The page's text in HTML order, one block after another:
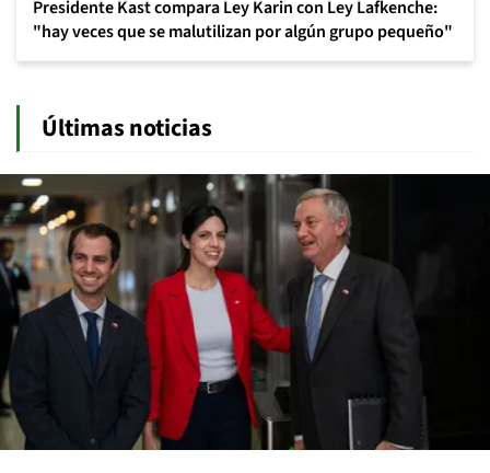
Presidente Kast compara Ley Karin con Ley Lafkenche:
"hay veces que se malutilizan por algún grupo pequeño"
Últimas noticias